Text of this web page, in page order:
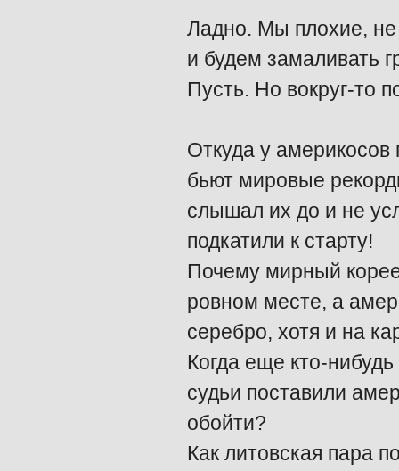
Ладно. Мы плохие, не
и будем замаливать
Пусть. Но вокруг-то
Откуда у америкосов
бьют мировые
слышал их до и не
подкатили к старту!
Почему мирный
ровном месте, а
серебро, хотя и на
Когда еще кто-
судьи поставили
обойти?
Как литовская пара